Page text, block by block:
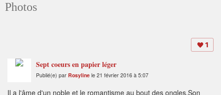
Photos
1
Sept coeurs en papier léger
Publié(e) par Rosyline le 21 février 2016 à 5:07
Il a l'âme d'un noble et le romantisme au bout des ongles.Son